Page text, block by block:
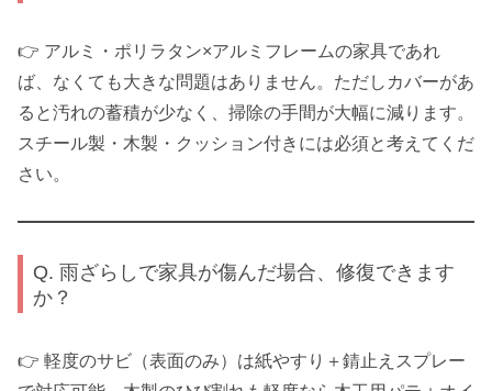
👉 アルミ・ポリラタン×アルミフレームの家具であれ
ば、なくても大きな問題はありません。ただしカバーがあ
ると汚れの蓄積が少なく、掃除の手間が大幅に減ります。
スチール製・木製・クッション付きには必須と考えてくだ
さい。
Q. 雨ざらしで家具が傷んだ場合、修復できます
か？
👉 軽度のサビ（表面のみ）は紙やすり＋錆止えスプレー